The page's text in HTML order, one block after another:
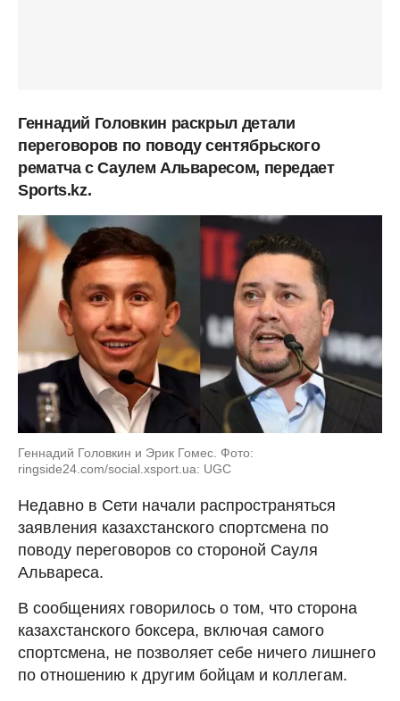
Геннадий Головкин раскрыл детали
переговоров по поводу сентябрьского
рематча с Саулем Альваресом, передает
Sports.kz.
Геннадий Головкин и Эрик Гомес. Фото:
ringside24.com/social.xsport.ua: UGC
Недавно в Сети начали распространяться
заявления казахстанского спортсмена по
поводу переговоров со стороной Сауля
Альвареса.
В сообщениях говорилось о том, что сторона
казахстанского боксера, включая самого
спортсмена, не позволяет себе ничего лишнего
по отношению к другим бойцам и коллегам.